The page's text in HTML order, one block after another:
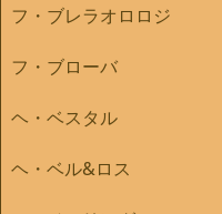
フ・ブレラオロロジ
フ・ブローバ
ヘ・ベスタル
ヘ・ベル&ロス